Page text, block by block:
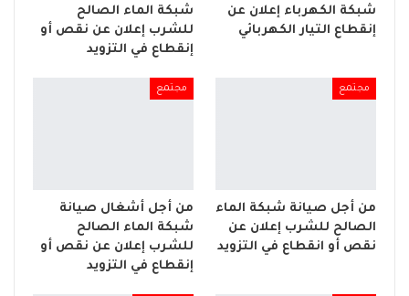
شبكة الكهرباء إعلان عن
إنقطاع التيار الكهربائي
شبكة الماء الصالح
للشرب إعلان عن نقص أو
إنقطاع في التزويد
مجتمع
من أجل صيانة شبكة الماء
الصالح للشرب إعلان عن
نقص أو انقطاع في التزويد
مجتمع
من أجل أشغال صيانة
شبكة الماء الصالح
للشرب إعلان عن نقص أو
إنقطاع في التزويد